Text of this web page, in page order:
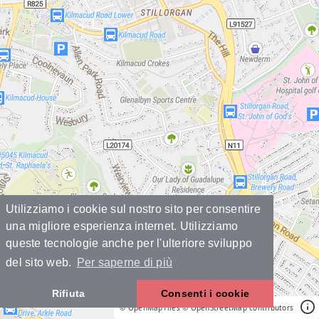
Utilizziamo i cookie sul nostro sito per consentire
una migliore esperienza internet. Utilizziamo
queste tecnologie anche per l'ulteriore sviluppo
del sito web.
Per saperne di più
Rifiuta Consenti i cookie
© OpenMapTiles © OpenStreetMap contributors